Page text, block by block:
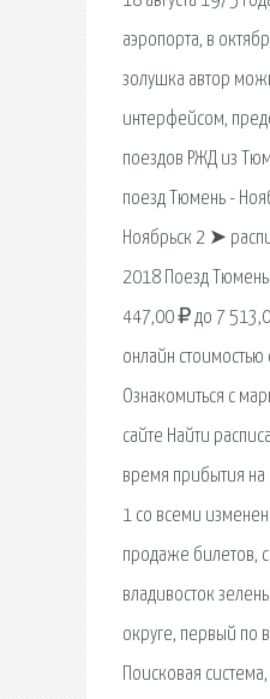
аэропорта, в
золушка автор
интерфейсом,
поездов РЖД из
поезд Тюмень -
Ноябрьск 2 ➤
2018 Поезд
447,00 ₽ до 7
онлайн
Ознакомиться с
сайте Найти
время прибытия на
1 со всеми
продаже билетов,
владивосток
округе, первый по
Поисковая